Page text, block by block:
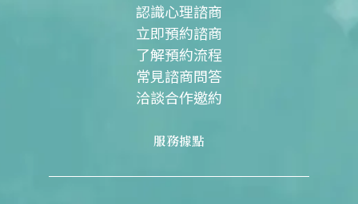
認識心理諮商
立即預約諮商
了解預約流程
常見諮商問答
洽談合作邀約
服務據點